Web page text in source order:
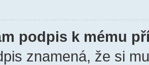
podpis k mému
znamená, že si